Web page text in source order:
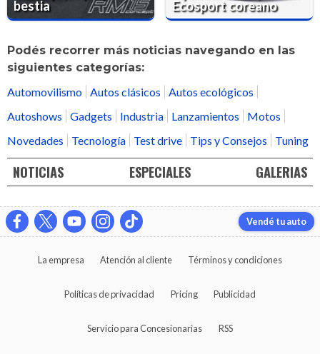
bestia
Ecosport coreano
Podés recorrer más noticias navegando en las
siguientes categorías:
Automovilismo
Autos clásicos
Autos ecológicos
Autoshows
Gadgets Industria Lanzamientos
Motos
Novedades
Tecnología Test drive Tips y Consejos Tuning
NOTICIAS ESPECIALES GALERIAS
Vendé tu auto
La empresa Atención al cliente Términos y condiciones
Políticas de privacidad Pricing Publicidad
Servicio para Concesionarias RSS